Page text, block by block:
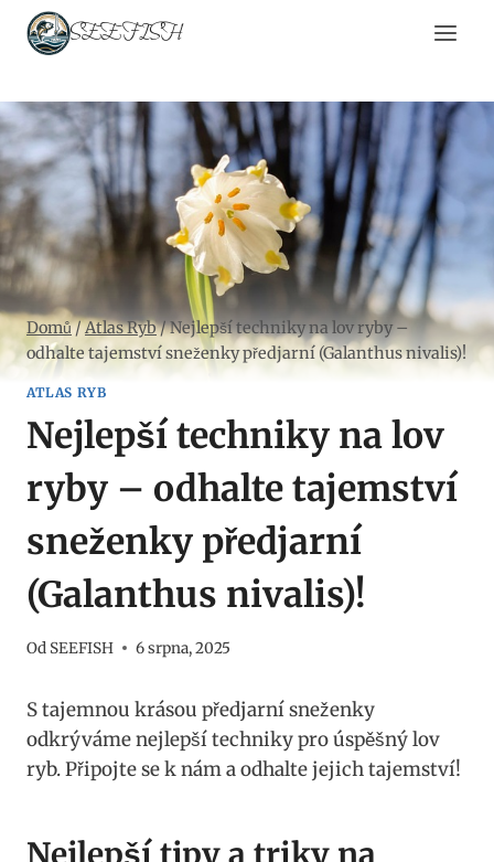
Přeskočit
SEEFISH
Domů/Atlas Ryb/Nejlepší techniky na lov ryby –
odhalte tajemství sneženky předjarní (Galanthus nivalis)!
ATLAS RYB
Nejlepší techniky na lov
ryby – odhalte tajemství
sneženky předjarní
(Galanthus nivalis)!
Od SEEFISH 6 srpna, 2025
S tajemnou ‌krásou předjarní sneženky
odkrýváme ‌nejlepší techniky pro úspěšný lov
ryb. Připojte se k nám a ‍odhalte jejich ‍tajemství!
Nejlepší‍ tipy⁤ a ⁢triky‍ na